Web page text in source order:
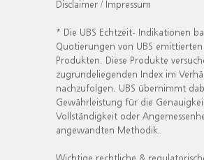
Disclaimer / Impressum
* Die UBS Echtzeit- Indikationen
Quotierungen von UBS
Produkten. Diese Produkte
zugrundeliegenden Index im
nachzufolgen. UBS übernimmt
Gewährleistung für die
Vollständigkeit oder
angewandten Methodik.